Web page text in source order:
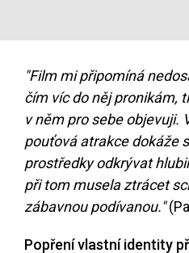
"Film mi připomíná
čím víc do něj pronikám,
v něm pro sebe objevuji.
pouťová atrakce dokáže
prostředky odkrývat
při tom musela ztrácet
zábavnou podívanou."
Popření vlastní identity